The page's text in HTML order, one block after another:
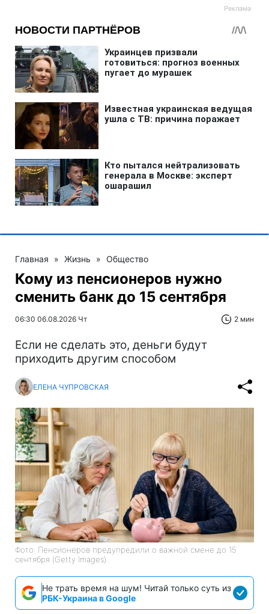
Главная » Жизнь » Общество
Кому из пенсионеров нужно
сменить банк до 15 сентября
06:30 06.08.2026 Чт 2 мин
Если не сделать это, деньги будут
приходить другим способом
ЕЛЕНА ЧУПРОВСКАЯ
Фото: Пенсионеров предупредили о важной смене до 15
сентября (Getty Images)
Не трать время на шум! Читай только суть из
РБК-Украина в Google